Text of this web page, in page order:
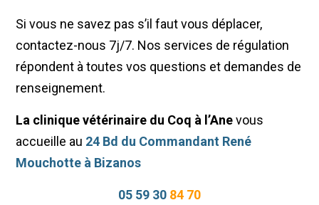
Si vous ne savez pas s’il faut vous déplacer,
contactez-nous 7j/7. Nos services de régulation
répondent à toutes vos questions et demandes de
renseignement.
La clinique vétérinaire du Coq à l’Anevous
accueille au 24 Bd du Commandant René
Mouchotte à Bizanos
05 59 30 84 70